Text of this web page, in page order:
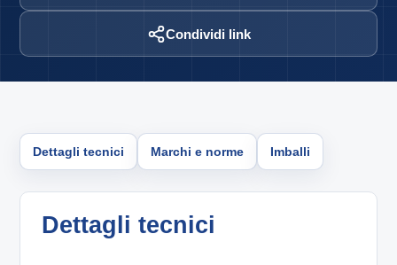
Condividi link
Dettagli tecnici Marchi e norme Imballi
Dettagli tecnici